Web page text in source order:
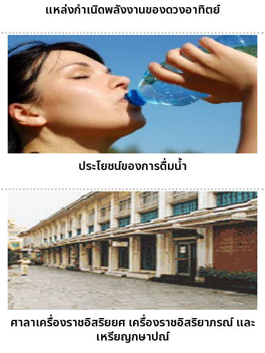
แหล่งกำเนิดพลังงานของดวงอาทิตย์
ประโยชน์ของการดื่มน้ำ
ศาลาเครื่องราชอิสริยยศ เครื่องราชอิสริยาภรณ์ และ
เหรียญกษาปณ์